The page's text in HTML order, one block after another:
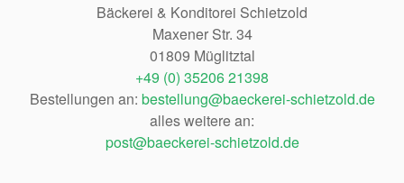
Bäckerei & Konditorei Schietzold
Maxener Str. 34
01809 Müglitztal
+49 (0) 35206 21398
Bestellungen an: bestellung@baeckerei-schietzold.de
alles weitere an:
post@baeckerei-schietzold.de